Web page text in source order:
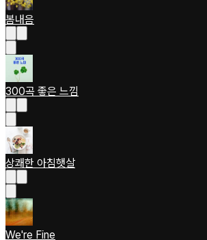
봄내음
300곡 좋은 느낌
상쾌한 아침햇살
We're Fine